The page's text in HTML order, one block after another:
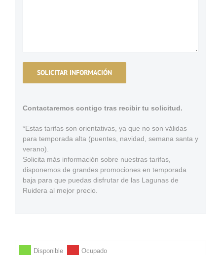
Contactaremos contigo tras recibir tu solicitud.
*Estas tarifas son orientativas, ya que no son válidas
para temporada alta (puentes, navidad, semana santa y
verano).
Solicita más información sobre nuestras tarifas,
disponemos de grandes promociones en temporada
baja para que puedas disfrutar de las Lagunas de
Ruidera al mejor precio.
Disponible Ocupado